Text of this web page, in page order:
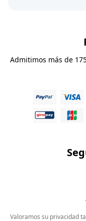
Admitimos más de
Valoramos su privacidad